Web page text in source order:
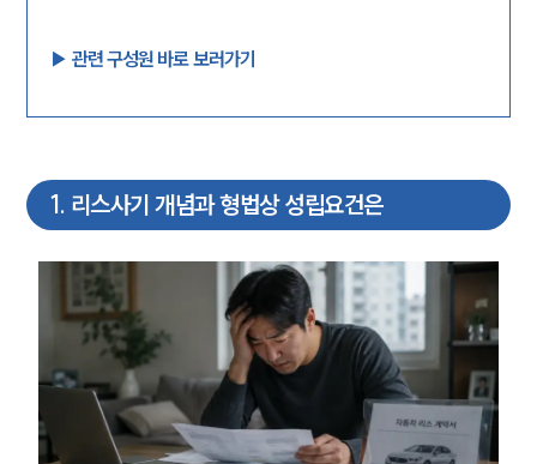
▶︎ 관련 구성원 바로 보러가기
1. 리스사기 개념과 형법상 성립요건은